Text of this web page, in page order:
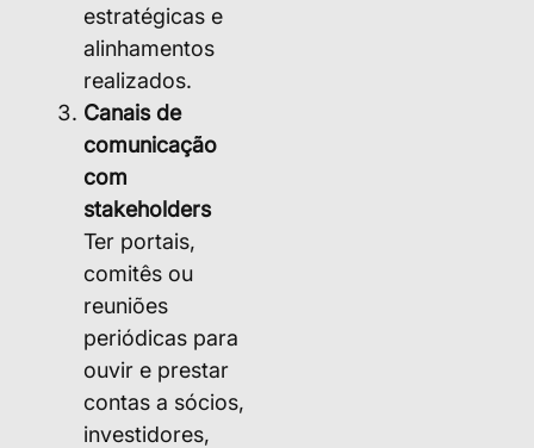
estratégicas e
alinhamentos
realizados.
Canais de
comunicação
com
stakeholders
Ter portais,
comitês ou
reuniões
periódicas para
ouvir e prestar
contas a sócios,
investidores,